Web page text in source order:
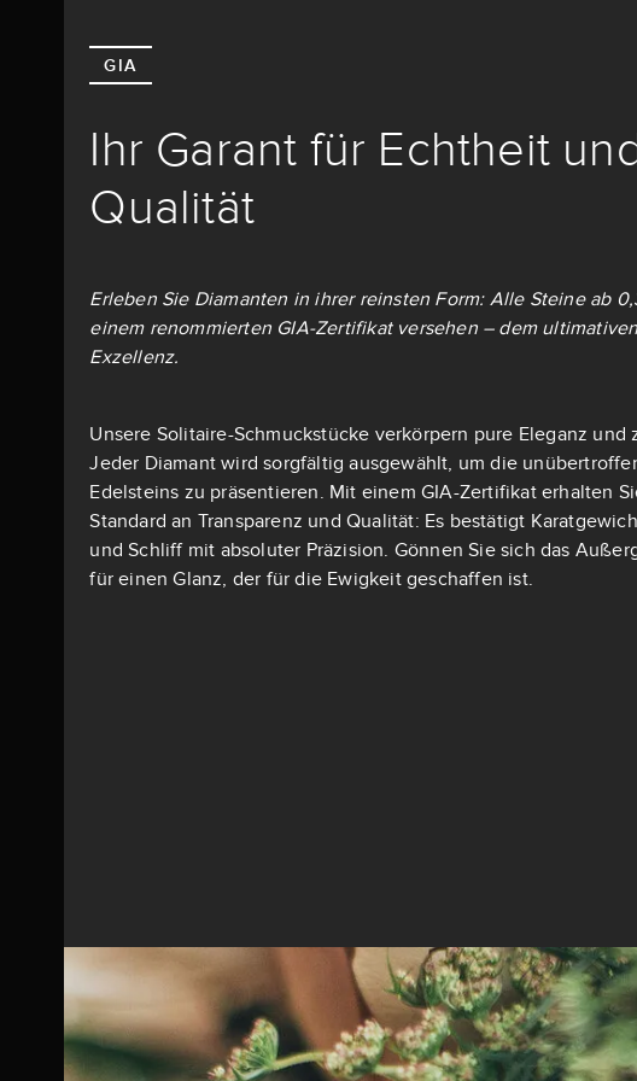
GIA
Ihr Garant für Echtheit
Qualität
Erleben Sie Diamanten in ihrer reinsten Form: Alle Steine ab
einem renommierten GIA-Zertifikat versehen – dem
Exzellenz.
Unsere Solitaire-Schmuckstücke verkörpern pure Eleganz und
Jeder Diamant wird sorgfältig ausgewählt, um die
Edelsteins zu präsentieren. Mit einem GIA-Zertifikat erhalten
Standard an Transparenz und Qualität: Es bestätigt
und Schliff mit absoluter Präzision. Gönnen Sie sich das
für einen Glanz, der für die Ewigkeit geschaffen ist.